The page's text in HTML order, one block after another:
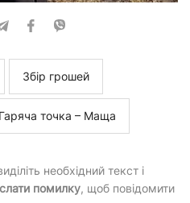
Збір грошей
Гаряча точка – Маща
необхідний текст і
помилку, щоб повідомити